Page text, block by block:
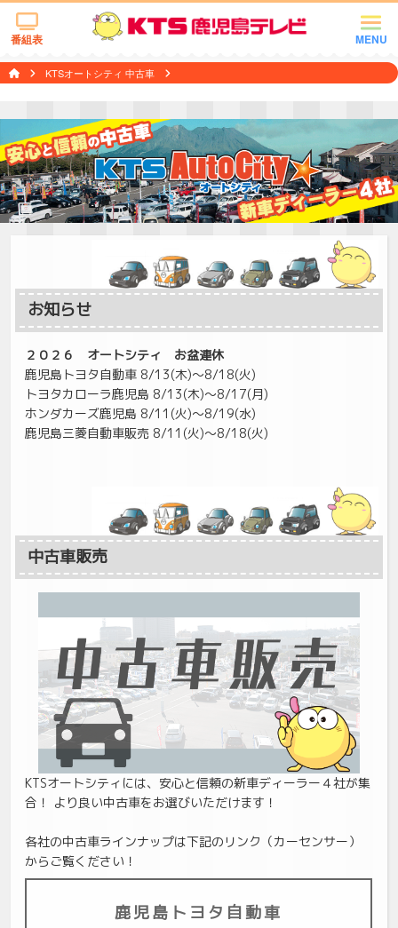
MENU
番組表
KTSオートシティ 中古車
お知らせ
２０２６ オートシティ お盆連休
鹿児島トヨタ自動車 8/13(木)～8/18(火)
トヨタカローラ鹿児島 8/13(木)～8/17(月)
ホンダカーズ鹿児島 8/11(火)～8/19(水)
鹿児島三菱自動車販売 8/11(火)～8/18(火)
中古車販売
KTSオートシティには、安心と信頼の新車ディーラー４社が集
合！ より良い中古車をお選びいただけます！
各社の中古車ラインナップは下記のリンク（カーセンサー）
からご覧ください！
鹿児島トヨタ自動車